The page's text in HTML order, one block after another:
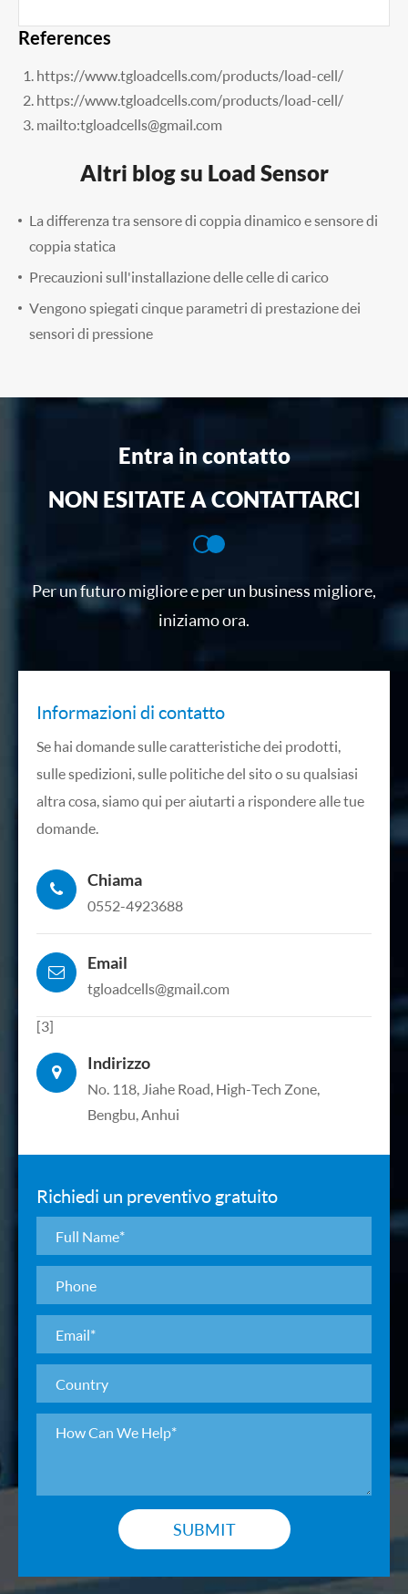
References
https://www.tgloadcells.com/products/load-cell/
https://www.tgloadcells.com/products/load-cell/
mailto:tgloadcells@gmail.com
Altri blog su Load Sensor
La differenza tra sensore di coppia dinamico e sensore di
coppia statica
Precauzioni sull'installazione delle celle di carico
Vengono spiegati cinque parametri di prestazione dei
sensori di pressione
Entra in contatto
NON ESITATE A CONTATTARCI
Per un futuro migliore e per un business migliore,
iniziamo ora.
Informazioni di contatto
Se hai domande sulle caratteristiche dei prodotti,
sulle spedizioni, sulle politiche del sito o su qualsiasi
altra cosa, siamo qui per aiutarti a rispondere alle tue
domande.
Chiama
0552-4923688
Email
tgloadcells@gmail.com
[3]
Indirizzo
No. 118, Jiahe Road, High-Tech Zone,
Bengbu, Anhui
Richiedi un preventivo gratuito
SUBMIT